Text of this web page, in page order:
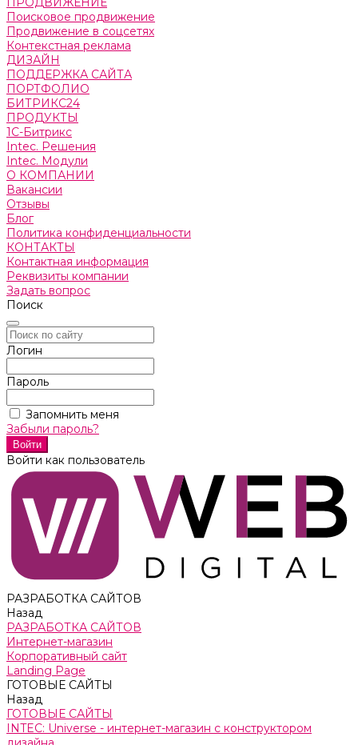
Поисковое продвижение
Продвижение в соцсетях
Контекстная реклама
ДИЗАЙН
ПОДДЕРЖКА САЙТА
ПОРТФОЛИО
БИТРИКС24
ПРОДУКТЫ
1С-Битрикс
Intec. Решения
Intec. Модули
О КОМПАНИИ
Вакансии
Отзывы
Блог
Политика конфиденциальности
КОНТАКТЫ
Контактная информация
Реквизиты компании
Задать вопрос
Поиск
Логин
Пароль
Запомнить меня
Забыли пароль?
Войти как пользователь
РАЗРАБОТКА САЙТОВ
Назад
РАЗРАБОТКА САЙТОВ
Интернет-магазин
Корпоративный сайт
Landing Page
ГОТОВЫЕ САЙТЫ
Назад
ГОТОВЫЕ САЙТЫ
INTEC: Universe - интернет-магазин с конструктором